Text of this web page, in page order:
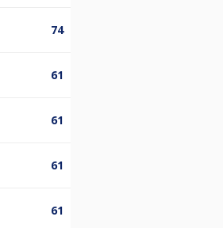
74
61
61
61
61